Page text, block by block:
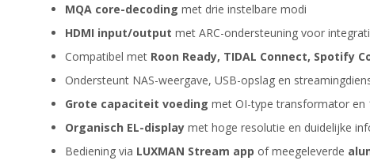
MQA core-decoding met drie instelbare modi
HDMI input/output met ARC-ondersteuning voor
Compatibel met Roon Ready, TIDAL Connect, Spotify
Ondersteunt NAS-weergave, USB-opslag en
Grote capaciteit voeding met OI-type transformator en
Organisch EL-display met hoge resolutie en duidelijke
Bediening via LUXMAN Stream app of meegeleverde